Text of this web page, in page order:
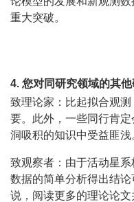
重大突破。
4. 您对同研究领域的其
致理论家：比起拟合观
要。此外，一些同行肯
洞吸积的知识中受益匪浅
致观察者：由于活动星
数据的简单分析得出结
说，阅读更多的理论论